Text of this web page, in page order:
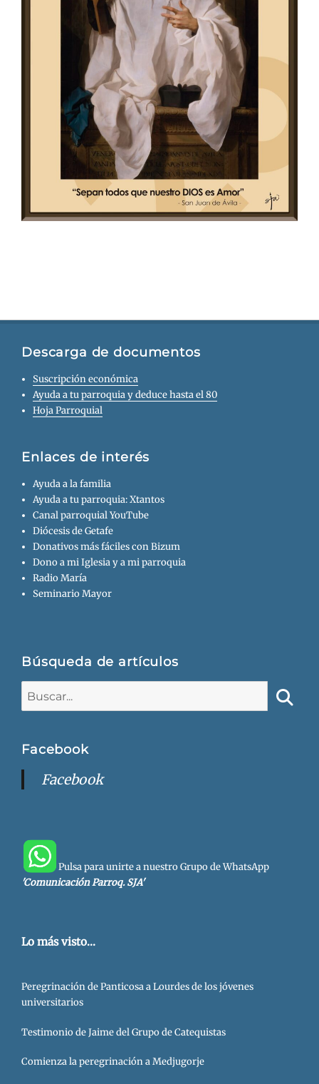
Descarga de documentos
Suscripción económica
Ayuda a tu parroquia y deduce hasta el 80
Hoja Parroquial
Enlaces de interés
Ayuda a la familia
Ayuda a tu parroquia: Xtantos
Canal parroquial YouTube
Diócesis de Getafe
Donativos más fáciles con Bizum
Dono a mi Iglesia y a mi parroquia
Radio María
Seminario Mayor
Búsqueda de artículos
Facebook
Facebook
Pulsa para unirte a nuestro Grupo de WhatsApp
'Comunicación Parroq. SJA'
Lo más visto...
Peregrinación de Panticosa a Lourdes de los jóvenes
universitarios
Testimonio de Jaime del Grupo de Catequistas
Comienza la peregrinación a Medjugorje